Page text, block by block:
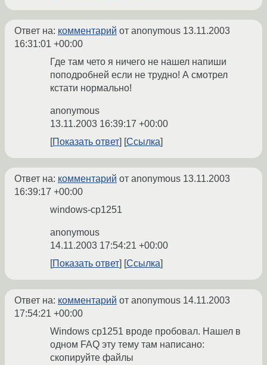
Ответ на: комментарий от anonymous 13.11.2003
16:31:01 +00:00
Где там чето я ничего не нашел напиши
поподробней если не трудно! А смотрел
кстати нормально!
anonymous
13.11.2003 16:39:17 +00:00
Показать ответ
Ссылка
Ответ на: комментарий от anonymous 13.11.2003
16:39:17 +00:00
windows-cp1251
anonymous
14.11.2003 17:54:21 +00:00
Показать ответ
Ссылка
Ответ на: комментарий от anonymous 14.11.2003
17:54:21 +00:00
Windows cp1251 вроде пробовал. Нашел в
одном FAQ эту тему там написано:
скопируйте файлы